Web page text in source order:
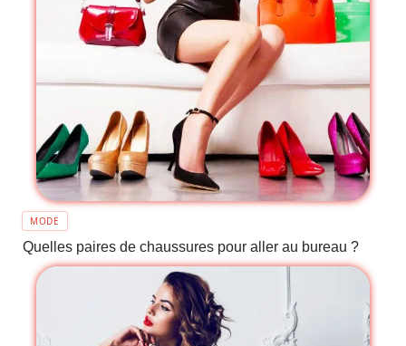
MODE
Quelles paires de chaussures pour aller au bureau ?